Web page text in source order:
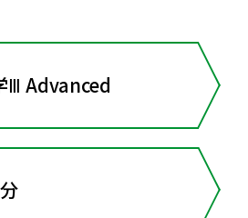
Ⅲ Advanced